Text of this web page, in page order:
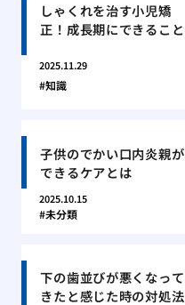
しゃくれを治す小児矯
正！成長期にできること
2025.11.29
知識
子供のでかい口内炎親が
できるケアとは
2025.10.15
未分類
下の歯並びが悪くなって
きたと感じた時の対処法